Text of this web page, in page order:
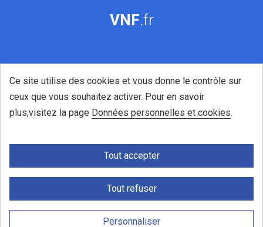
VNF.fr
|
cookies
Ce site utilise des cookies et vous donne le contrôle sur
ceux que vous souhaitez activer. Pour en savoir
plus,visitez la page Données personnelles et cookies.
Tout accepter
Tout refuser
Personnaliser